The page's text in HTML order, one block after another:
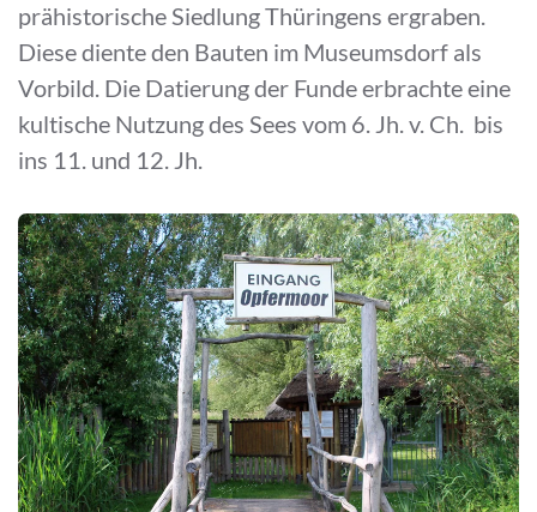
prähistorische Siedlung Thüringens ergraben.
Diese diente den Bauten im Museumsdorf als
Vorbild. Die Datierung der Funde erbrachte eine
kultische Nutzung des Sees vom 6. Jh. v. Ch. bis
ins 11. und 12. Jh.